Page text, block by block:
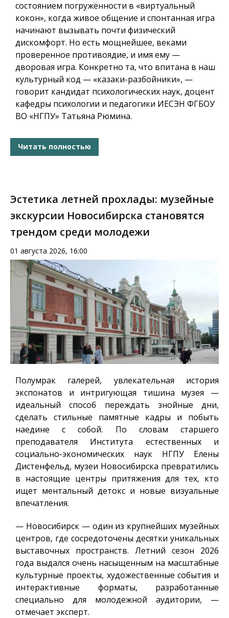
состоянием погружённости в «виртуальный
кокон», когда живое общение и спонтанная игра
начинают вызывать почти физический
дискомфорт. Но есть мощнейшее, веками
проверенное противоядие, и имя ему —
дворовая игра. Конкретно та, что впитана в наш
культурный код — «казаки-разбойники», —
говорит кандидат психологических наук, доцент
кафедры психологии и педагогики ИЕСЭН ФГБОУ
ВО «НГПУ» Татьяна Рюмина.
Читать полностью
Эстетика летней прохлады: музейные
экскурсии Новосибирска становятся
трендом среди молодежи
01 августа 2026, 16:00
Полумрак галерей, увлекательная история
экспонатов и интригующая тишина музея —
идеальный способ переждать знойные дни,
сделать стильные памятные кадры и побыть
наедине с собой. По словам старшего
преподавателя Института естественных и
социально-экономических наук НГПУ Елены
Дистенфельд, музеи Новосибирска превратились
в настоящие центры притяжения для тех, кто
ищет ментальный детокс и новые визуальные
впечатления.
— Новосибирск — один из крупнейших музейных
центров, где сосредоточены десятки уникальных
выставочных пространств. Летний сезон 2026
года выдался очень насыщенным на масштабные
культурные проекты, художественные события и
интерактивные форматы, разработанные
специально для молодежной аудитории, —
отмечает эксперт.